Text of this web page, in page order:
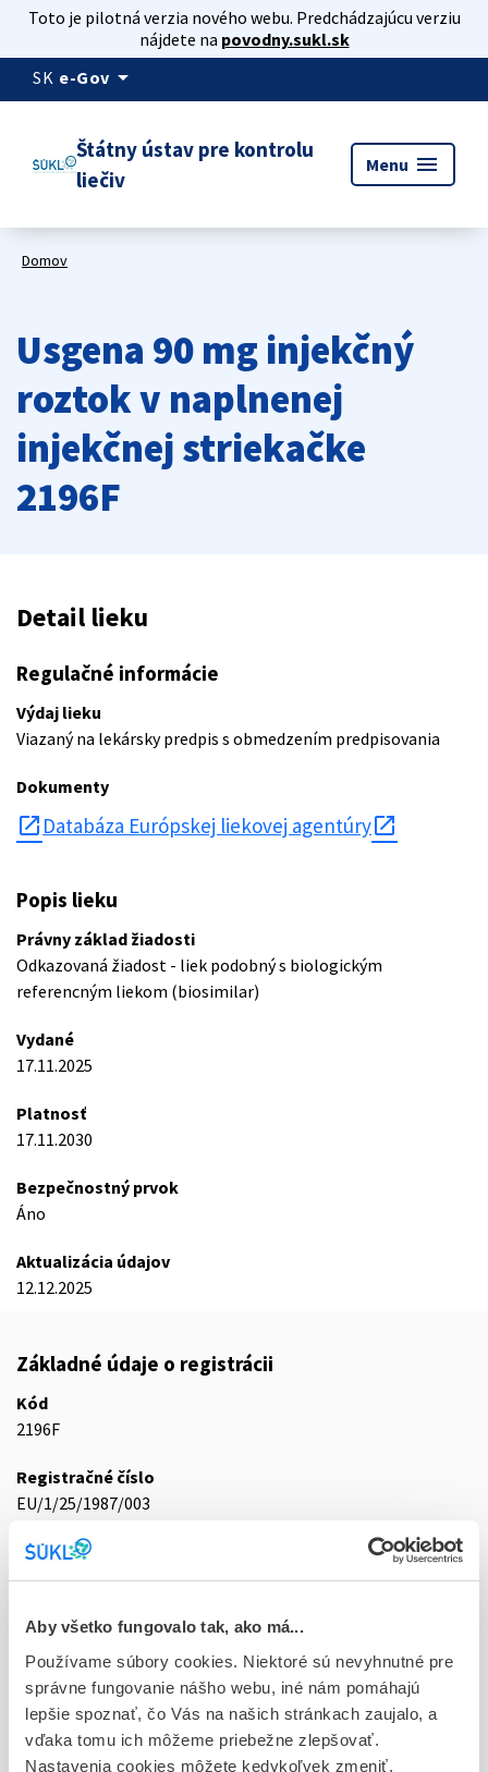
Aby všetko fungovalo tak, ako má...
Používame súbory cookies. Niektoré sú nevyhnutné pre
správne fungovanie nášho webu, iné nám pomáhajú
lepšie spoznať, čo Vás na našich stránkach zaujalo, a
vďaka tomu ich môžeme priebežne zlepšovať.
Nastavenia cookies môžete kedykoľvek zmeniť.
Toto je pilotná verzia nového webu. Predchádzajúcu verziu
nájdete na povodny.sukl.sk
SK e-Gov arrow_drop_down
Štátny ústav pre kontrolu
liečiv
Menu menu
Domov
Usgena 90 mg injekčný
roztok v naplnenej
injekčnej striekačke
2196F
Detail lieku
Regulačné informácie
Výdaj lieku
Viazaný na lekársky predpis s obmedzením predpisovania
Dokumenty
open_in_new Databáza Európskej liekovej agentúry
Popis lieku
Právny základ žiadosti
Odkazovaná žiadost - liek podobný s biologickým
referencným liekom (biosimilar)
Vydané
17.11.2025
Platnosť
17.11.2030
Bezpečnostný prvok
Áno
Aktualizácia údajov
12.12.2025
Základné údaje o registrácii
Kód
2196F
Registračné číslo
EU/1/25/1987/003
Doplnok
sol inj 1x1 ml/90 mg (striek.inj.napl.skl.)
Stav
E - EU registrácia
Typ registračnej procedúry
Európska